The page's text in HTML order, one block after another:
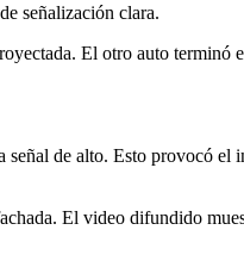
señalización clara.
El otro auto terminó
de alto. Esto provocó
El video difundido